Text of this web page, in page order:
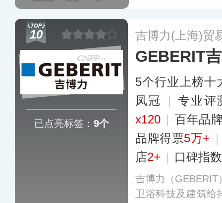
管路系统等领域享
更多
10
已点亮标签： 9个
吉博力(上海)贸
GEBERIT
5个行业上榜十
凤冠
| 专业评
x120 | 百年品
品牌得票5万+ |
店2+ | 口碑指数
吉博力（
卫浴科技及建筑给